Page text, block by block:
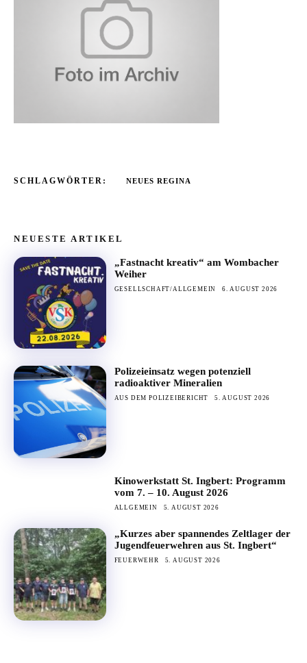
SCHLAGWÖRTER: NEUES REGINA
NEUESTE ARTIKEL
„Fastnacht kreativ“ am Wombacher
Weiher
GESELLSCHAFT/ALLGEMEIN 6. AUGUST 2026
Polizeieinsatz wegen potenziell
radioaktiver Mineralien
AUS DEM POLIZEIBERICHT 5. AUGUST 2026
Kinowerkstatt St. Ingbert: Programm
vom 7. – 10. August 2026
ALLGEMEIN 5. AUGUST 2026
„Kurzes aber spannendes Zeltlager der
Jugendfeuerwehren aus St. Ingbert“
FEUERWEHR 5. AUGUST 2026